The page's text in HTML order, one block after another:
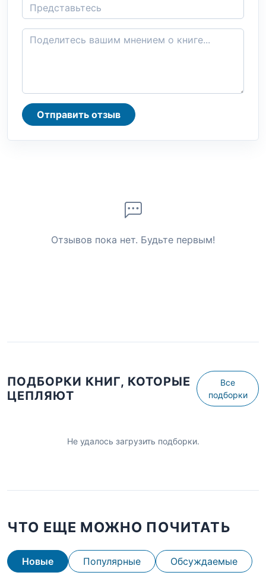
Отправить отзыв
Отзывов пока нет. Будьте первым!
ПОДБОРКИ КНИГ, КОТОРЫЕ
ЦЕПЛЯЮТ
Все
подборки
Не удалось загрузить подборки.
ЧТО ЕЩЕ МОЖНО ПОЧИТАТЬ
Новые Популярные Обсуждаемые